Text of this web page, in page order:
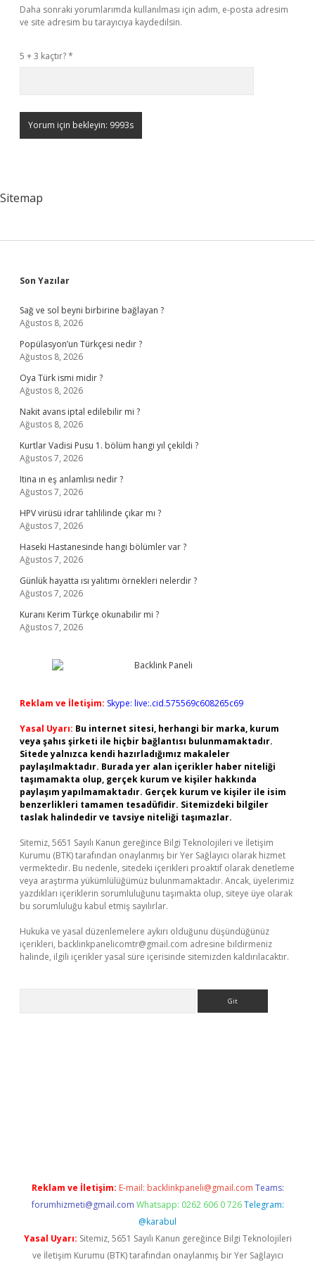
Daha sonraki yorumlarımda kullanılması için adım, e-posta adresim
ve site adresim bu tarayıcıya kaydedilsin.
5 + 3 kaçtır?*
Sitemap
Sidebar
Son Yazılar
Sağ ve sol beyni birbirine bağlayan ?
Ağustos 8, 2026
Popülasyon’un Türkçesi nedir ?
Ağustos 8, 2026
Oya Türk ismi midir ?
Ağustos 8, 2026
Nakit avans iptal edilebilir mi ?
Ağustos 8, 2026
Kurtlar Vadisi Pusu 1. bölüm hangi yıl çekildi ?
Ağustos 7, 2026
Itina ın eş anlamlısı nedir ?
Ağustos 7, 2026
HPV virüsü idrar tahlilinde çıkar mı ?
Ağustos 7, 2026
Haseki Hastanesinde hangi bölümler var ?
Ağustos 7, 2026
Günlük hayatta ısı yalıtımı örnekleri nelerdir ?
Ağustos 7, 2026
Kuranı Kerim Türkçe okunabilir mi ?
Ağustos 7, 2026
Reklam ve İletişim: Skype: live:.cid.575569c608265c69
Yasal Uyarı: Bu internet sitesi, herhangi bir marka, kurum
veya şahıs şirketi ile hiçbir bağlantısı bulunmamaktadır.
Sitede yalnızca kendi hazırladığımız makaleler
paylaşılmaktadır. Burada yer alan içerikler haber niteliği
taşımamakta olup, gerçek kurum ve kişiler hakkında
paylaşım yapılmamaktadır. Gerçek kurum ve kişiler ile isim
benzerlikleri tamamen tesadüfidir. Sitemizdeki bilgiler
taslak halindedir ve tavsiye niteliği taşımazlar.
Sitemiz, 5651 Sayılı Kanun gereğince Bilgi Teknolojileri ve İletişim
Kurumu (BTK) tarafından onaylanmış bir Yer Sağlayıcı olarak hizmet
vermektedir. Bu nedenle, sitedeki içerikleri proaktif olarak denetleme
veya araştırma yükümlülüğümüz bulunmamaktadır. Ancak, üyelerimiz
yazdıkları içeriklerin sorumluluğunu taşımakta olup, siteye üye olarak
bu sorumluluğu kabul etmiş sayılırlar.
Hukuka ve yasal düzenlemelere aykırı olduğunu düşündüğünüz
içerikleri, backlinkpanelicomtr@gmail.com adresine bildirmeniz
halinde, ilgili içerikler yasal süre içerisinde sitemizden kaldırılacaktır.
Reklam ve İletişim: E-mail: backlinkpaneli@gmail.com Teams:
forumhizmeti@gmail.com Whatsapp: 0262 606 0 726 Telegram:
@karabul
Yasal Uyarı: Sitemiz, 5651 Sayılı Kanun gereğince Bilgi Teknolojileri
ve İletişim Kurumu (BTK) tarafından onaylanmış bir Yer Sağlayıcı